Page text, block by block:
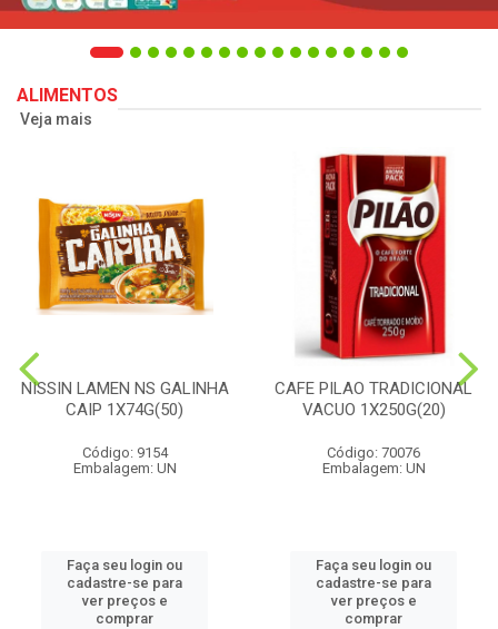
ALIMENTOS
Veja mais
NISSIN LAMEN NS GALINHA
CAIP 1X74G(50)
Código: 9154
Embalagem: UN
Faça seu login ou
cadastre-se para
ver preços e
comprar
CAFE PILAO TRADICIONAL
VACUO 1X250G(20)
Código: 70076
Embalagem: UN
Faça seu login ou
cadastre-se para
ver preços e
comprar